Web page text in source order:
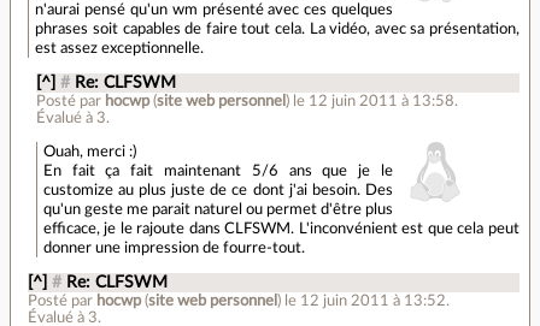
n'aurai pensé qu'un wm présenté avec ces quelques
phrases soit capables de faire tout cela. La vidéo, avec sa présentation,
est assez exceptionnelle.
[^] # Re: CLFSWM
Posté par hocwp(site web personnel ) le 12 juin 2011 à 13:58.
Évalué à 3.
Ouah, merci :)
En fait ça fait maintenant 5/6 ans que je le
customize au plus juste de ce dont j'ai besoin. Des
qu'un geste me parait naturel ou permet d'être plus
efficace, je le rajoute dans CLFSWM. L'inconvénient est que cela peut
donner une impression de fourre-tout.
[^] # Re: CLFSWM
Posté par hocwp(site web personnel ) le 12 juin 2011 à 13:52.
Évalué à 3.